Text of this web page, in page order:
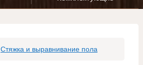
Стяжка и выравнивание пола